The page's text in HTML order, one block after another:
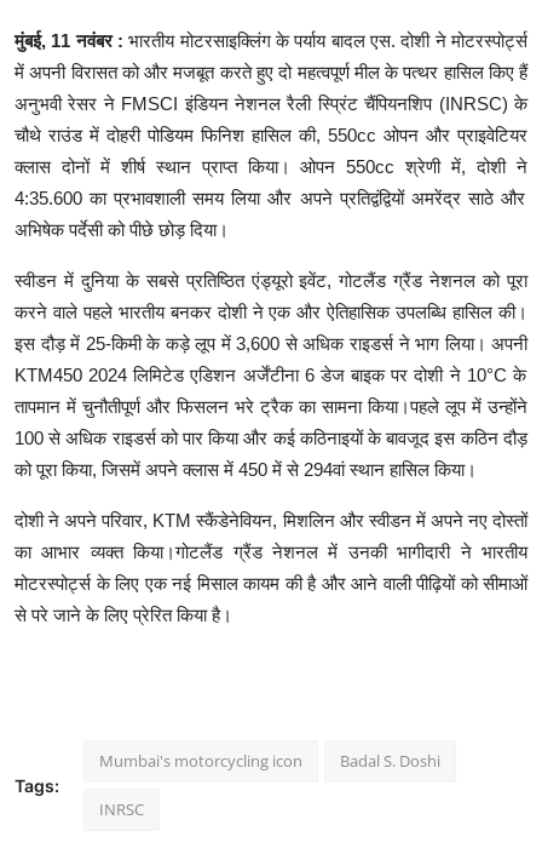
लाइफस्टाइल
टेक्नोलॉजी
देश
English
मुंबई, 11नवंबर :भारतीय मोटरसाइक्लिंग के पर्याय बादल एस.दोशी ने मोटरस्पोर्ट्स
में अपनी विरासत को और मजबूत करते हुए दो महत्वपूर्ण मील के पत्थर हासिल किए हैं
अनुभवी रेसर नेFMSCIइंडियन नेशनल रैली स्प्रिंट चैंपियनशिप(INRSC)के
चौथे राउंड में दोहरी पोडियम फिनिश हासिल की, 550cc ओपन और प्राइवेटियर
क्लास दोनों में शीर्ष स्थान प्राप्त किया। ओपन 550ccश्रेणी में,दोशी ने
4:35.600का प्रभावशाली समय लिया और अपने प्रतिद्वंद्वियों अमरेंद्र साठे और
अभिषेक पर्देसी को पीछे छोड़ दिया।
स्वीडन में दुनिया के सबसे प्रतिष्ठित एंड्यूरो इवेंट,गोटलैंड ग्रैंड नेशनल को पूरा
करने वाले पहले भारतीय बनकर दोशी ने एक और ऐतिहासिक उपलब्धि हासिल की।
इस दौड़ में 25-किमी के कड़े लूप में3,600से अधिक राइडर्स ने भाग लिया। अपनी
KTM450 2024लिमिटेड एडिशन अर्जेंटीना6डेज बाइक पर दोशी ने10°Cके
तापमान में चुनौतीपूर्ण और फिसलन भरे ट्रैक का सामना किया।पहले लूप में उन्होंने
100से अधिक राइडर्स को पार किया और कई कठिनाइयों के बावजूद इस कठिन दौड़
को पूरा किया,जिसमें अपने क्लास में 450में से294वां स्थान हासिल किया।
दोशी ने अपने परिवार, KTMस्कैंडेनेवियन,मिशलिन और स्वीडन में अपने नए दोस्तों
का आभार व्यक्त किया।गोटलैंड ग्रैंड नेशनल में उनकी भागीदारी ने भारतीय
मोटरस्पोर्ट्स के लिए एक नई मिसाल कायम की है और आने वाली पीढ़ियों को सीमाओं
से परे जाने के लिए प्रेरित किया है।
Tags:
Mumbai's motorcycling icon Badal S. Doshi
INRSC